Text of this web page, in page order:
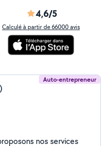
4,6/5
Calculé à partir de 66000 avis
Auto-entrepreneur